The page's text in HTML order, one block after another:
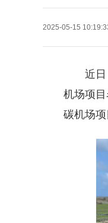
2025-05-15
近
机场项
碳机场